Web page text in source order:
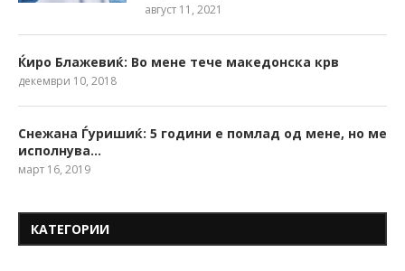
август 11, 2021
Ќиро Блажевиќ: Во мене тече македонска крв
декември 10, 2018
Снежана Ѓуришиќ: 5 години е помлад од мене, но ме
исполнува…
март 16, 2019
КАТЕГОРИИ